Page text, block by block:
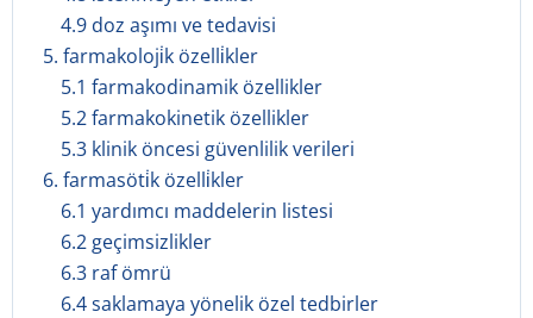
4.9 doz aşımı ve tedavisi
5. farmakoloji̇k özelli̇kler
5.1 farmakodinamik özellikler
5.2 farmakokinetik özellikler
5.3 klinik öncesi güvenlilik verileri
6. farmasöti̇k özelli̇kler
6.1 yardımcı maddelerin listesi
6.2 geçimsizlikler
6.3 raf ömrü
6.4 saklamaya yönelik özel tedbirler